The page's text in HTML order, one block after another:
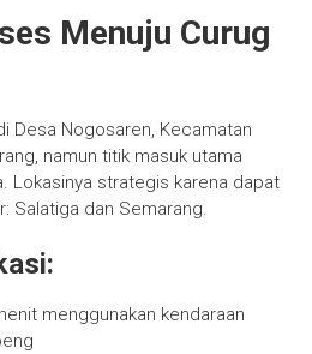
Menuju Curug
Desa Nogosaren, Kecamatan
namun titik masuk utama
Lokasinya strategis karena dapat
Salatiga dan Semarang.
menggunakan kendaraan